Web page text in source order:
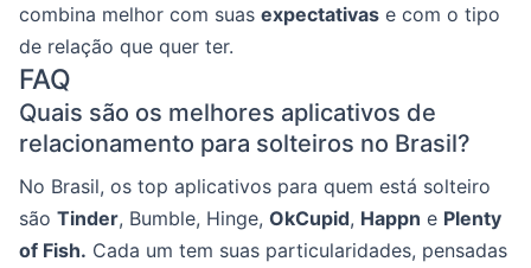
combina melhor com suas expectativas e com o tipo
de relação que quer ter.
FAQ
Quais são os melhores aplicativos de
relacionamento para solteiros no Brasil?
No Brasil, os top aplicativos para quem está solteiro
são Tinder, Bumble, Hinge, OkCupid, Happn e Plenty
of Fish. Cada um tem suas particularidades, pensadas